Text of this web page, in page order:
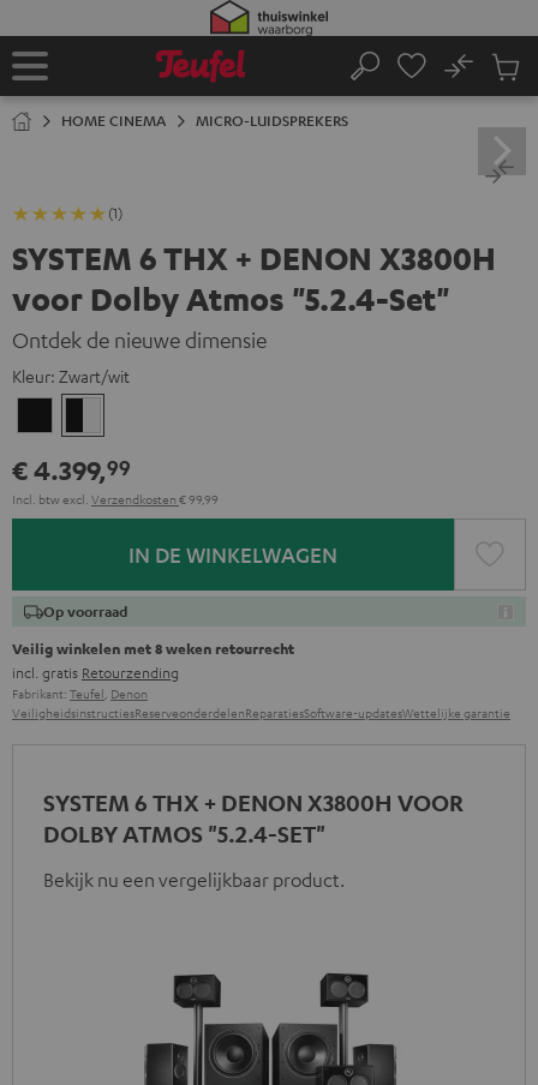
Home
Zoeken
No
HOME CINEMA MICRO-LUIDSPREKERS
(1)
SYSTEM 6 THX + DENON X3800H
voor Dolby Atmos "5.2.4-Set"
Ontdek de nieuwe dimensie
Kleur: Zwart/wit
€ 4.399,99
Incl. btwexcl. Verzendkosten € 99,99
IN DE WINKELWAGEN
Op voorraad
Veilig winkelen met 8 weken retourrecht
incl. gratis Retourzending
Fabrikant: Teufel, Denon
VeiligheidsinstructiesReserveonderdelenReparatiesSoftware-updatesWettelijke garantie
SYSTEM 6 THX + DENON X3800H VOOR
DOLBY ATMOS "5.2.4-SET"
Bekijk nu een vergelijkbaar product.